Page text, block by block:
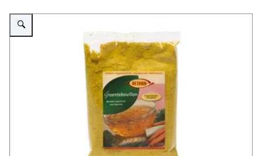
Vergroot afbeelding Veiligheidswaarschuwing Vetara groentebouillon